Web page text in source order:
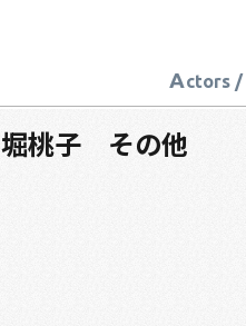
Actors /
堀桃子 その他